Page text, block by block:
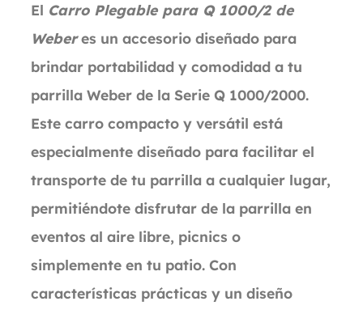
El Carro Plegable para Q 1000/2 de
Weberes un accesorio diseñado para
brindar portabilidad y comodidad a tu
parrilla Weber de la Serie Q 1000/2000.
Este carro compacto y versátil está
especialmente diseñado para facilitar el
transporte de tu parrilla a cualquier lugar,
permitiéndote disfrutar de la parrilla en
eventos al aire libre, picnics o
simplemente en tu patio. Con
características prácticas y un diseño